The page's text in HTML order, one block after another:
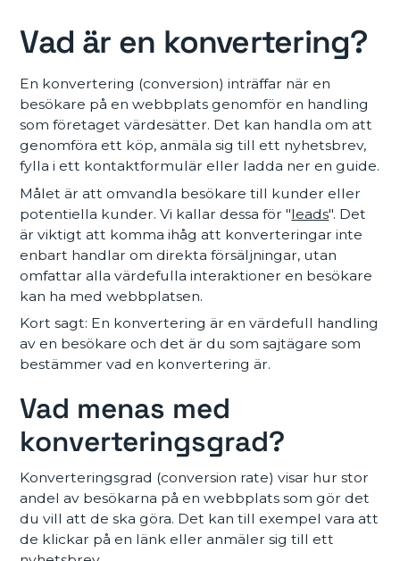
Vad är en konvertering?
En konvertering (conversion) inträffar när en
besökare på en webbplats genomför en handling
som företaget värdesätter. Det kan handla om att
genomföra ett köp, anmäla sig till ett nyhetsbrev,
fylla i ett kontaktformulär eller ladda ner en guide.
Målet är att omvandla besökare till kunder eller
potentiella kunder. Vi kallar dessa för "leads". Det
är viktigt att komma ihåg att konverteringar inte
enbart handlar om direkta försäljningar, utan
omfattar alla värdefulla interaktioner en besökare
kan ha med webbplatsen.
Kort sagt: En konvertering är en värdefull handling
av en besökare och det är du som sajtägare som
bestämmer vad en konvertering är.
Vad menas med
konverteringsgrad?
Konverteringsgrad (conversion rate) visar hur stor
andel av besökarna på en webbplats som gör det
du vill att de ska göra. Det kan till exempel vara att
de klickar på en länk eller anmäler sig till ett